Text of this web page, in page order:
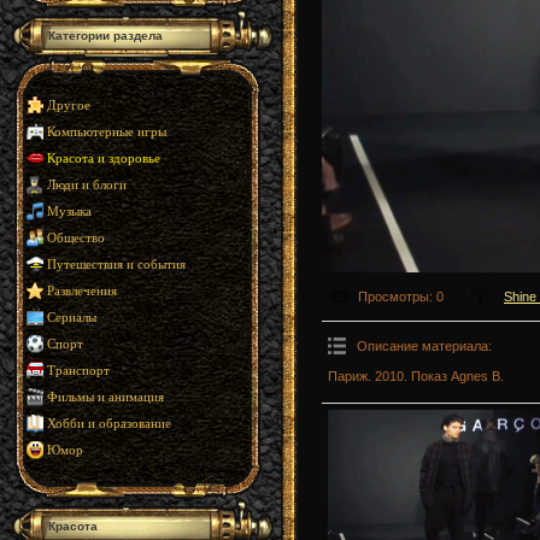
Категории раздела
Другое
Компьютерные игры
Красота и здоровье
Люди и блоги
Музыка
Общество
Путешествия и события
Развлечения
Сериалы
Спорт
Транспорт
Фильмы и анимация
Хобби и образование
Юмор
Красота
Просмотры: 0 Shine
Описание материала:
Париж. 2010. Показ Agnes B.